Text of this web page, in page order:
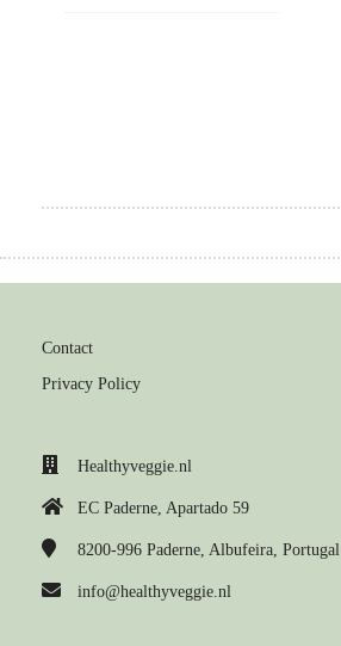
Contact
Privacy Policy
Healthyveggie.nl
EC Paderne, Apartado 59
8200-996 Paderne, Albufeira, Portugal
info@healthyveggie.nl